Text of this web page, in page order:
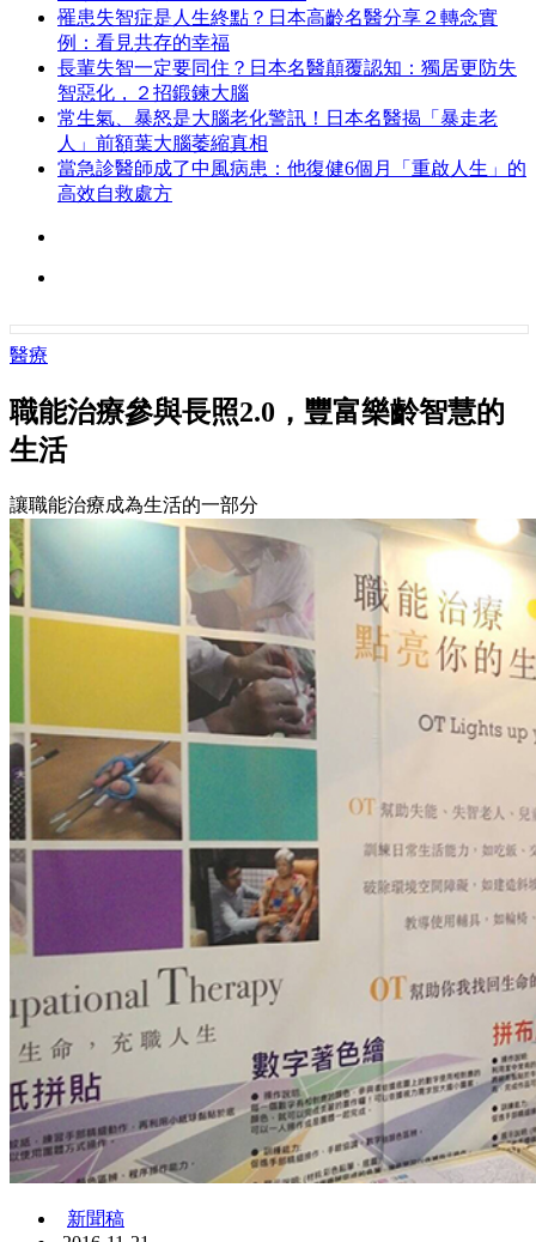
罹患失智症是人生終點？日本高齡名醫分享２轉念實
例：看見共存的幸福
長輩失智一定要同住？日本名醫顛覆認知：獨居更防失
智惡化，２招鍛鍊大腦
常生氣、暴怒是大腦老化警訊！日本名醫揭「暴走老
人」前額葉大腦萎縮真相
當急診醫師成了中風病患：他復健6個月「重啟人生」的
高效自救處方
醫療
職能治療參與長照2.0，豐富樂齡智慧的
生活
讓職能治療成為生活的一部分
新聞稿